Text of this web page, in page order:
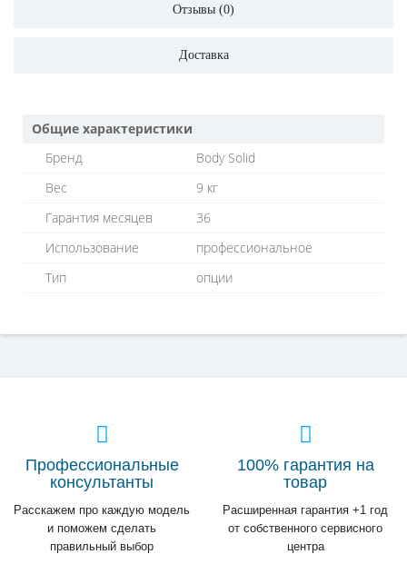
Отзывы (0)
Доставка
Общие характеристики
Бренд
Body Solid
Вес
9 кг
Гарантия месяцев
36
Использование
профессиональное
Тип
опции
Профессиональные
консультанты
Расскажем про каждую модель
и поможем сделать
правильный выбор
100% гарантия на
товар
Расширенная гарантия +1 год
от собственного сервисного
центра